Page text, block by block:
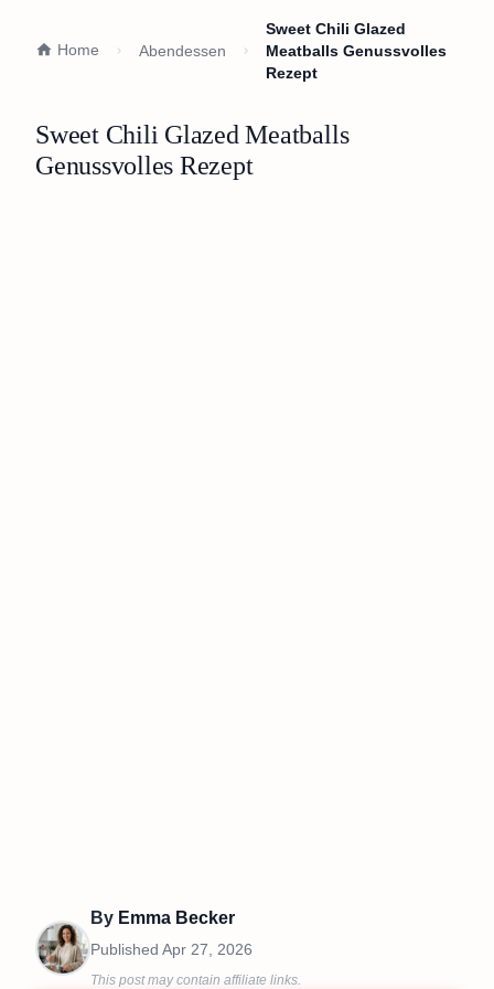
Home Abendessen
Sweet Chili Glazed
Meatballs Genussvolles
Rezept
Sweet Chili Glazed Meatballs
Genussvolles Rezept
By Emma Becker
Published Apr 27, 2026
This post may contain affiliate links.